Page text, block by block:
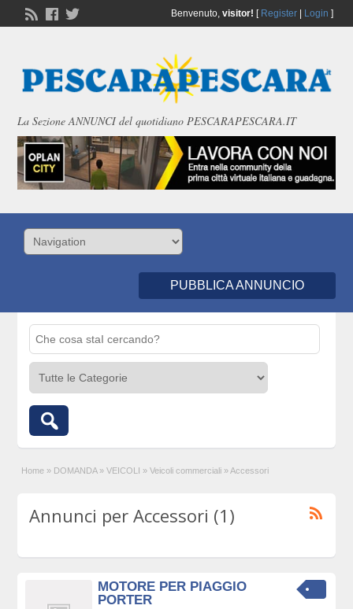
Benvenuto, visitor! [ Register| Login ]
La Sezione ANNUNCI del quotidiano PESCARAPESCARA.IT
PUBBLICA ANNUNCIO
Home » DOMANDA » VEICOLI » Veicoli commerciali » Accessori
Annunci per Accessori (1)
MOTORE PER PIAGGIO
PORTER